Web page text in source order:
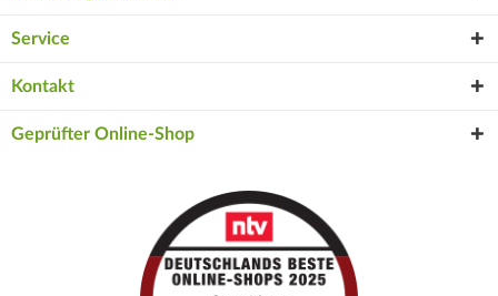
Service
Kontakt
Geprüfter Online-Shop